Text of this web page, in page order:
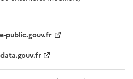
public.gouv.fr
data.gouv.fr